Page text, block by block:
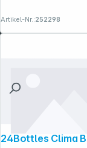
Artikel-Nr.:252298